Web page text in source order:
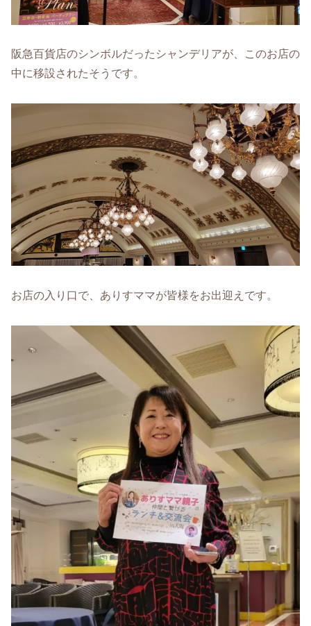
阪急百貨店のシンボルだったシャンデリアが、このお店の
中に移設されたそうです。
お店の入り口で、ありすママが皆様をお出迎えです。